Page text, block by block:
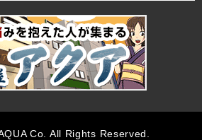
Co. All Rights Reserved.